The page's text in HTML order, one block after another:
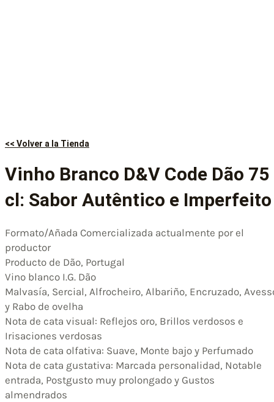
<< Volver a la Tienda
Vinho Branco D&V Code Dão 75
cl: Sabor Autêntico e Imperfeito
Formato/Añada Comercializada actualmente por el
productor
Producto de Dão, Portugal
Vino blanco I.G. Dão
Malvasía, Sercial, Alfrocheiro, Albariño, Encruzado,
y Rabo de ovelha
Nota de cata visual: Reflejos oro, Brillos verdosos e
Irisaciones verdosas
Nota de cata olfativa: Suave, Monte bajo y Perfumado
Nota de cata gustativa: Marcada personalidad, Notable
entrada, Postgusto muy prolongado y Gustos
almendrados